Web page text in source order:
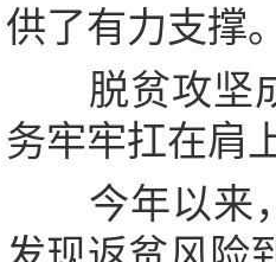
供了有力支撑
脱贫攻坚成
务牢牢扛在肩
今年以来，